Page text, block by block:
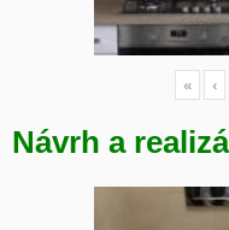
« ‹
Návrh a